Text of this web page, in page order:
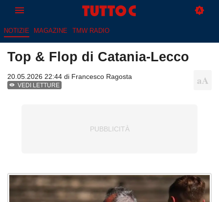
NOTIZIE MAGAZINE TMW RADIO
Top & Flop di Catania-Lecco
20.05.2026 22:44 di Francesco Ragosta
VEDI LETTURE